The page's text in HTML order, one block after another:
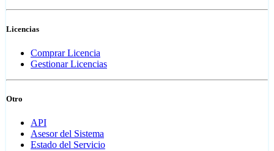
Licencias
Comprar Licencia
Gestionar Licencias
Otro
API
Asesor del Sistema
Estado del Servicio